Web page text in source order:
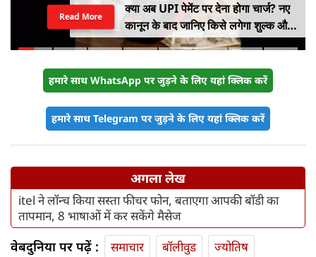
क्या अब UPI पेमेंट पर देना होगा चार्ज? नए
कानून के बाद जानिए किसे लगेगा शुल्क और
किसे नहीं
Read More
हमारे साथ WhatsApp पर जुड़ने के लिए यहां क्लिक करें
हमारे साथ Telegram पर जुड़ने के लिए यहां क्लिक करें
अगला लेख
itel ने लॉन्च किया सस्ता फीचर फोन, बताएगा आपकी बॉडी का
तापमान, 8 भाषाओं में कर सकेंगे मैसेज
वेबदुनिया पर पढ़ें : समाचार बॉलीवुड
ज्योतिष